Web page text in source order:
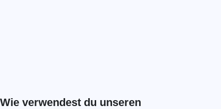
Wie verwendest du unseren